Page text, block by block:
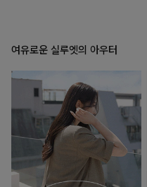
여유로운 실루엣의 아우터